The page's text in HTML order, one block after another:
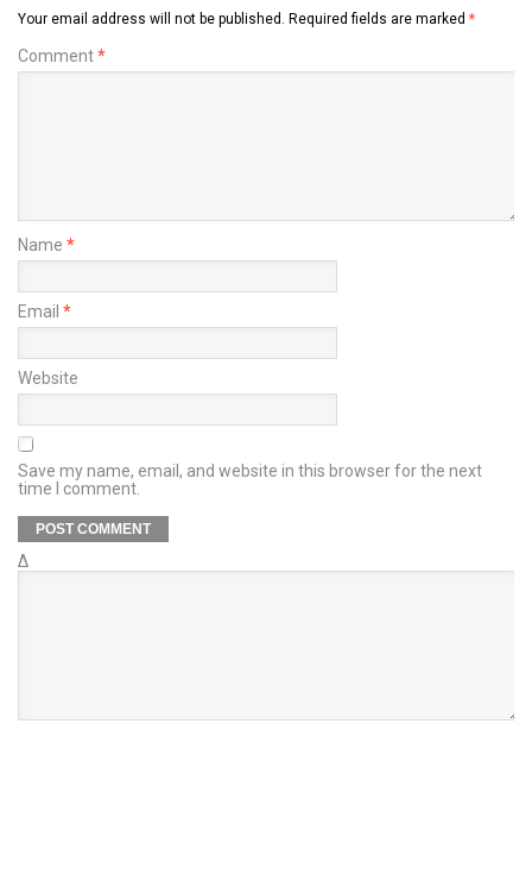
Your email address will not be published. Required fields are marked *
Comment*
Name *
Email *
Website
Save my name, email, and website in this browser for the next
time I comment.
Δ